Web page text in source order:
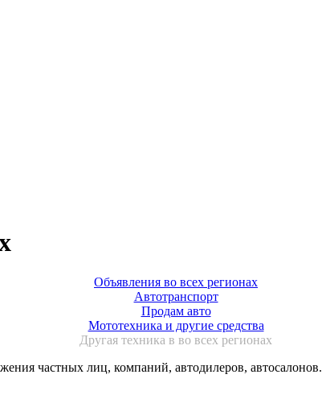
Объявления во всех регионах
Автотранспорт
Продам авто
Мототехника и другие средства
Другая техника в во всех регионах
частных лиц, компаний, автодилеров, автосалонов.